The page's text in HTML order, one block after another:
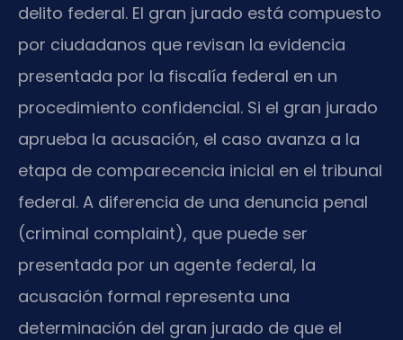
delito federal. El gran jurado está compuesto
por ciudadanos que revisan la evidencia
presentada por la fiscalía federal en un
procedimiento confidencial. Si el gran jurado
aprueba la acusación, el caso avanza a la
etapa de comparecencia inicial en el tribunal
federal. A diferencia de una denuncia penal
(criminal complaint), que puede ser
presentada por un agente federal, la
acusación formal representa una
determinación del gran jurado de que el